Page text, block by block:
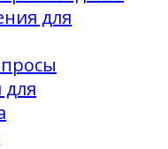
для
для